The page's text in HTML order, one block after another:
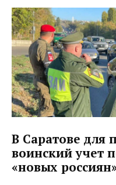
В Саратове для
воинский учет
«новых